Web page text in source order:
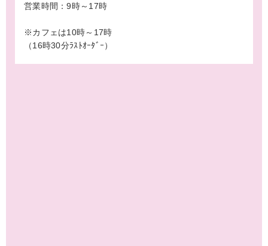
営業時間：9時～17時
※カフェは10時～17時
（16時30分ﾗｽﾄｵｰﾀﾞｰ）